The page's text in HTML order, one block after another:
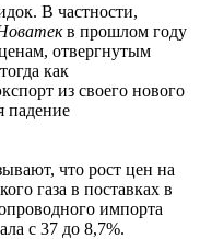
В частности,
в прошлом году
отвергнутым
как
из своего нового
падение
что рост цен на
газа в поставках в
импорта
с 37 до 8,7%.